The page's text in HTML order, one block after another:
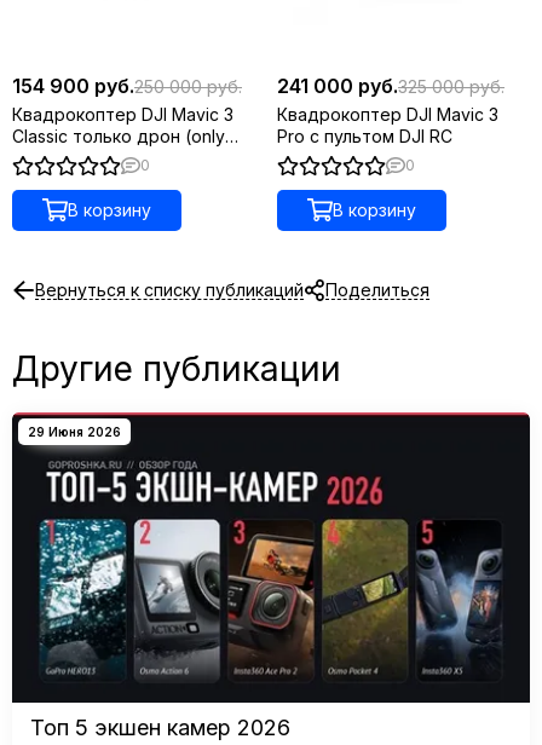
154 900 руб.250 000 руб.
Квадрокоптер DJI Mavic 3
Сlassic только дрон (only
drone)
0
В корзину
241 000 руб.325 000 руб.
Квадрокоптер DJI Mavic 3
Pro с пультом DJI RC
0
В корзину
Вернуться к списку публикаций Поделиться
Другие публикации
29 Июня 2026
Топ 5 экшен камер 2026